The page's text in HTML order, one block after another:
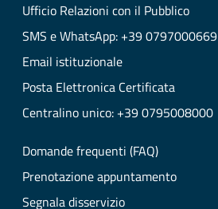
Ufficio Relazioni con il Pubblico
SMS e WhatsApp: +39 0797000669
Email istituzionale
Posta Elettronica Certificata
Centralino unico: +39 0795008000
Domande frequenti (FAQ)
Prenotazione appuntamento
Segnala disservizio